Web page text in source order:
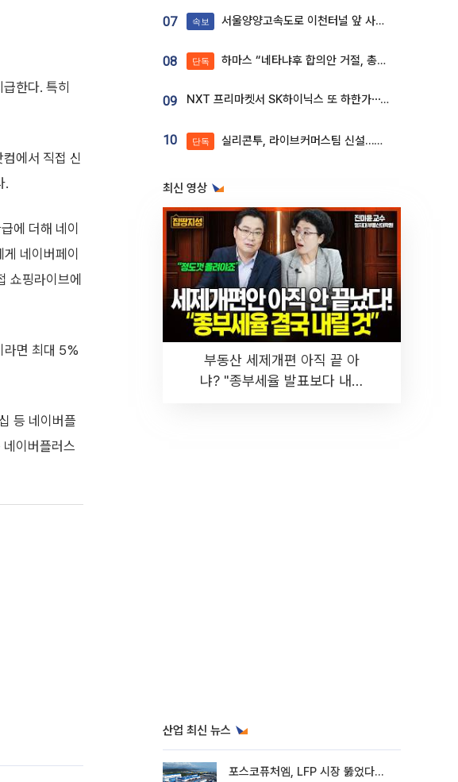
한다. 특히
에서 직접 신
.
에 더해 네이
네이버페이
쇼핑라이브에
라면 최대 5%
등 네이버플
이버플러스
07 속보 서울양양고속도로 이천터널 앞 사고 발생
08 단독 하마스 “네타냐후 합의안 거절, 총선 앞두고 시간 끌기”
09 NXT 프리마켓서 SK하이닉스 또 하한가⋯‘11주 거래’에 시초가 왜곡
10 단독 실리콘투, 라이브커머스팀 신설…K뷰티 ‘글로벌 판매망’ 확대[K뷰티 라방戰]
최신 영상
부동산 세제개편 아직 끝 아
냐? "종부세율 발표보다 내릴
산업 최신 뉴스
포스코퓨처엠, LFP 시장 뚫었다…